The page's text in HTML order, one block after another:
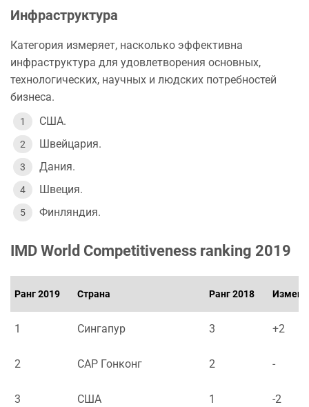
Инфраструктура
Категория измеряет, насколько эффективна
инфраструктура для удовлетворения основных,
технологических, научных и людских потребностей
бизнеса.
США.
Швейцария.
Дания.
Швеция.
Финляндия.
IMD World Competitiveness ranking 2019
Ранг 2019 Страна Ранг 2018
1 Сингапур 3 +2
2 САР Гонконг 2 -
3 США 1 -2